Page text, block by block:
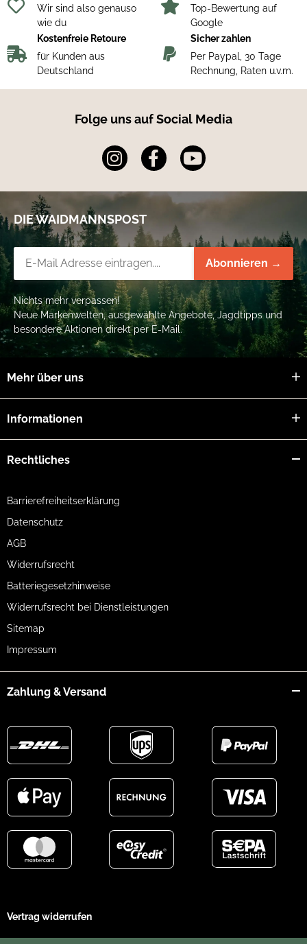
Wir sind also genauso
wie du
Top-Bewertung auf
Google
Kostenfreie Retoure
für Kunden aus
Deutschland
Sicher zahlen
Per Paypal, 30 Tage
Rechnung, Raten u.v.m.
Folge uns auf Social Media
DIE WAIDMANNSPOST
Abonnieren →
Nichts mehr verpassen!
Neue Markenwelten, ausgewählte Angebote, Jagdtipps und
besondere Aktionen direkt per E-Mail.
Mehr über uns
Informationen
Rechtliches
Barrierefreiheitserklärung
Datenschutz
AGB
Widerrufsrecht
Batteriegesetzhinweise
Widerrufsrecht bei Dienstleistungen
Sitemap
Impressum
Zahlung & Versand
Vertrag widerrufen